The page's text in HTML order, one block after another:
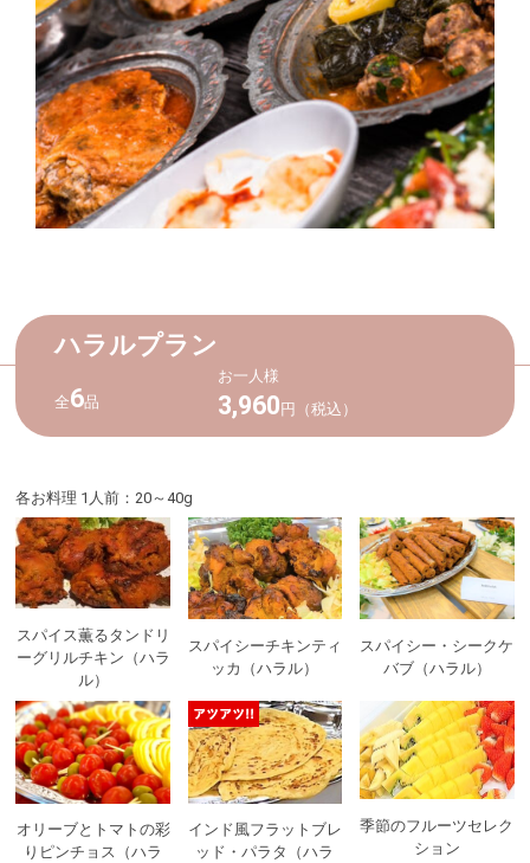
ハラルプラン
全6品
お一人様
3,960 円（税込）
各お料理 1人前：20～40g
スパイス薫るタンドリ
ーグリルチキン（ハラ
ル）
スパイシーチキンティ
ッカ（ハラル）
スパイシー・シークケ
バブ（ハラル）
オリーブとトマトの彩
りピンチョス（ハラ
インド風フラットブレ
ッド・パラタ（ハラ
季節のフルーツセレク
ション